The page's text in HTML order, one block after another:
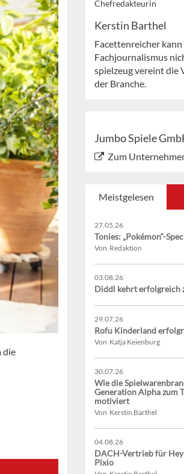
die
Chefredakteurin
Kerstin Barthel
Facettenreicher kann
Fachjournalismus
spielzeug vereint die
der Branche.
Jumbo Spiele
Zum
Meistgelesen
27.05.26
Tonies: „Pokémon“-
Von Redaktion
03.08.26
Diddl kehrt erfolgreich
29.07.26
Rofu Kinderland
Von Katja Keienburg
30.07.26
Wie die
Generation Alpha zum
motiviert
Von Kerstin Barthel
04.08.26
DACH-Vertrieb für
Pixio